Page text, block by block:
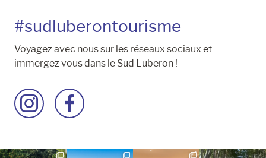
#sudluberontourisme
Voyagez avec nous sur les réseaux sociaux et
immergez vous dans le Sud Luberon !
Accéder
à
Instagram
Accéder
à
Facebook